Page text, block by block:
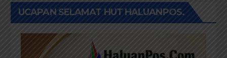
UCAPAN SELAMAT HUT HALUANPOS.